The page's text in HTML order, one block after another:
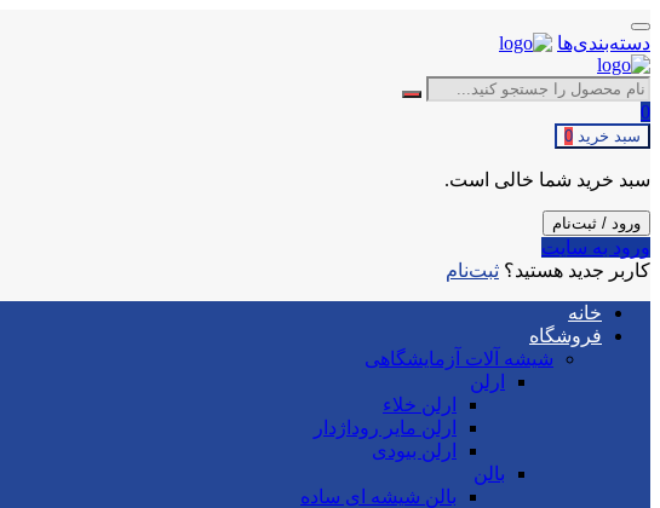
دسته‌بندی‌ها
0
سبد خرید 0
سبد خرید شما خالی است.
ورود / ثبت‌نام
ورود به سایت
کاربر جدید هستید؟ ثبت‌نام
خانه
فروشگاه
شیشه آلات آزمایشگاهی
ارلن
ارلن خلاء
ارلن مایر روداژدار
ارلن بیودی
بالن
بالن شیشه ای ساده